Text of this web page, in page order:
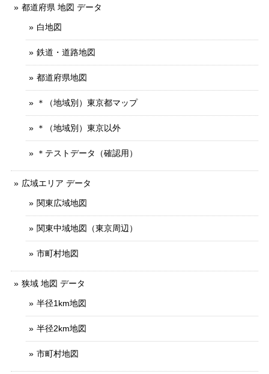
都道府県 地図 データ
白地図
鉄道・道路地図
都道府県地図
＊（地域別）東京都マップ
＊（地域別）東京以外
＊テストデータ（確認用）
広域エリア データ
関東広域地図
関東中域地図（東京周辺）
市町村地図
狭域 地図 データ
半径1km地図
半径2km地図
市町村地図